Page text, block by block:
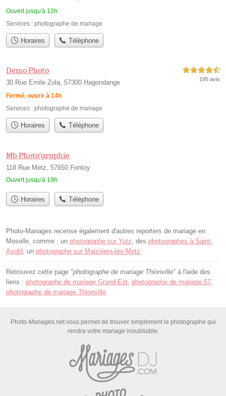
Ouvert jusqu'à 12h
Services : photographe de mariage
Horaires Téléphone
Demo Photo
30 Rue Emile Zola, 57300 Hagondange
Fermé, ouvre à 14h
4,5 étoiles sur 5
195 avis
Services : photographe de mariage
Horaires Téléphone
Mb Photo'graphie
118 Rue Metz, 57650 Fontoy
Ouvert jusqu'à 19h
Horaires Téléphone
Photo-Mariages recense également d'autres reporters de mariage en
Moselle, comme : un photographe sur Yutz, des photographes à Saint-
Avold, un photographe sur Maizières-lès-Metz.
Retrouvez cette page "photographe de mariage Thionville" à l'aide des
liens : photographe de mariage Grand-Est, photographe de mariage 57,
photographe de mariage Thionville.
Photo-Mariages.net vous permet de trouver simplement le photographe qui
rendra votre mariage inoubliable.